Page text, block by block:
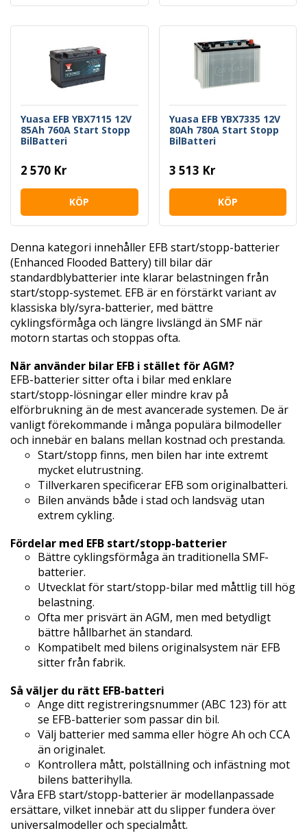
Yuasa EFB YBX7115 12V
85Ah 760A Start Stopp
BilBatteri
2 570 Kr
KÖP
Yuasa EFB YBX7335 12V
80Ah 780A Start Stopp
BilBatteri
3 513 Kr
KÖP
Denna kategori innehåller EFB start/stopp-batterier
(Enhanced Flooded Battery) till bilar där
standardblybatterier inte klarar belastningen från
start/stopp-systemet. EFB är en förstärkt variant av
klassiska bly/syra-batterier, med bättre
cyklingsförmåga och längre livslängd än SMF när
motorn startas och stoppas ofta.
När använder bilar EFB i stället för AGM?
EFB-batterier sitter ofta i bilar med enklare
start/stopp-lösningar eller mindre krav på
elförbrukning än de mest avancerade systemen. De är
vanligt förekommande i många populära bilmodeller
och innebär en balans mellan kostnad och prestanda.
Start/stopp finns, men bilen har inte extremt
mycket elutrustning.
Tillverkaren specificerar EFB som originalbatteri.
Bilen används både i stad och landsväg utan
extrem cykling.
Fördelar med EFB start/stopp-batterier
Bättre cyklingsförmåga än traditionella SMF-
batterier.
Utvecklat för start/stopp-bilar med måttlig till hög
belastning.
Ofta mer prisvärt än AGM, men med betydligt
bättre hållbarhet än standard.
Kompatibelt med bilens originalsystem när EFB
sitter från fabrik.
Så väljer du rätt EFB-batteri
Ange ditt registreringsnummer (ABC 123) för att
se EFB-batterier som passar din bil.
Välj batterier med samma eller högre Ah och CCA
än originalet.
Kontrollera mått, polställning och infästning mot
bilens batterihylla.
Våra EFB start/stopp-batterier är modellanpassade
ersättare, vilket innebär att du slipper fundera över
universalmodeller och specialmått.